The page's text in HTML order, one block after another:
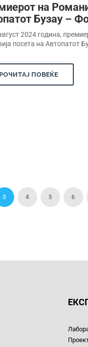
на
Бузау –
2024 година,
посета на Автопатот
ПОВЕЌЕ
3 4 5 6